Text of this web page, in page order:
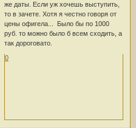
же даты. Если уж хочешь выступить,
то в зачете. Хотя я честно говоря от
цены офигела... Было бы по 1000
руб. то можно было б всем сходить, а
так дороговато.
0